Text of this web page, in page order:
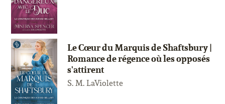
Le Cœur du Marquis de Shaftsbury |
Romance de régence où les opposés
s'attirent
S. M. LaViolette